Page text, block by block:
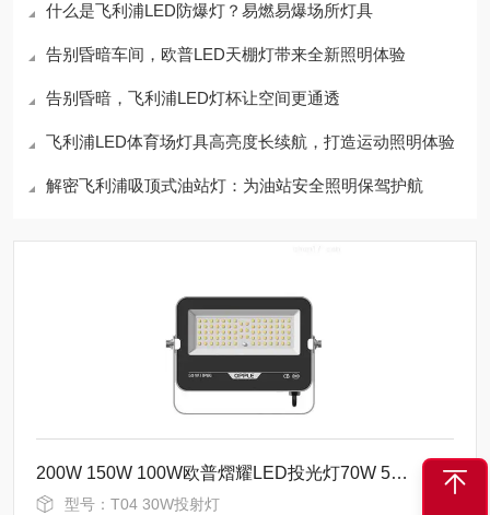
什么是飞利浦LED防爆灯？易燃易爆场所灯具
告别昏暗车间，欧普LED天棚灯带来全新照明体验
告别昏暗，飞利浦LED灯杯让空间更通透
飞利浦LED体育场灯具高亮度长续航，打造运动照明体验
解密飞利浦吸顶式油站灯：为油站安全照明保驾护航
200W 150W 100W欧普熠耀LED投光灯70W 50W
型号：T04 30W投射灯